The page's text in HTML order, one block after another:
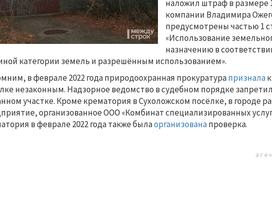
наложил штраф в размере
компании Владимира
предусмотрены частью 1
«Использование
назначению в
категории земель и разрешённым использованием».
в феврале 2022 года природоохранная прокуратурапризнала
незаконным. Надзорное ведомство в судебном порядке
участке. Кроме крематория в Сухоложском посёлке, в городе
организованное ООО «Комбинат специализированных
в феврале 2022 года также былаорганизованапроверка.